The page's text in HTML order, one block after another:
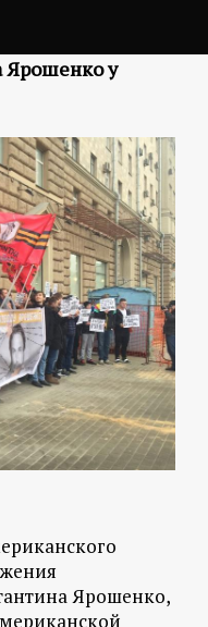
Ярошенко у
Ярошенко,